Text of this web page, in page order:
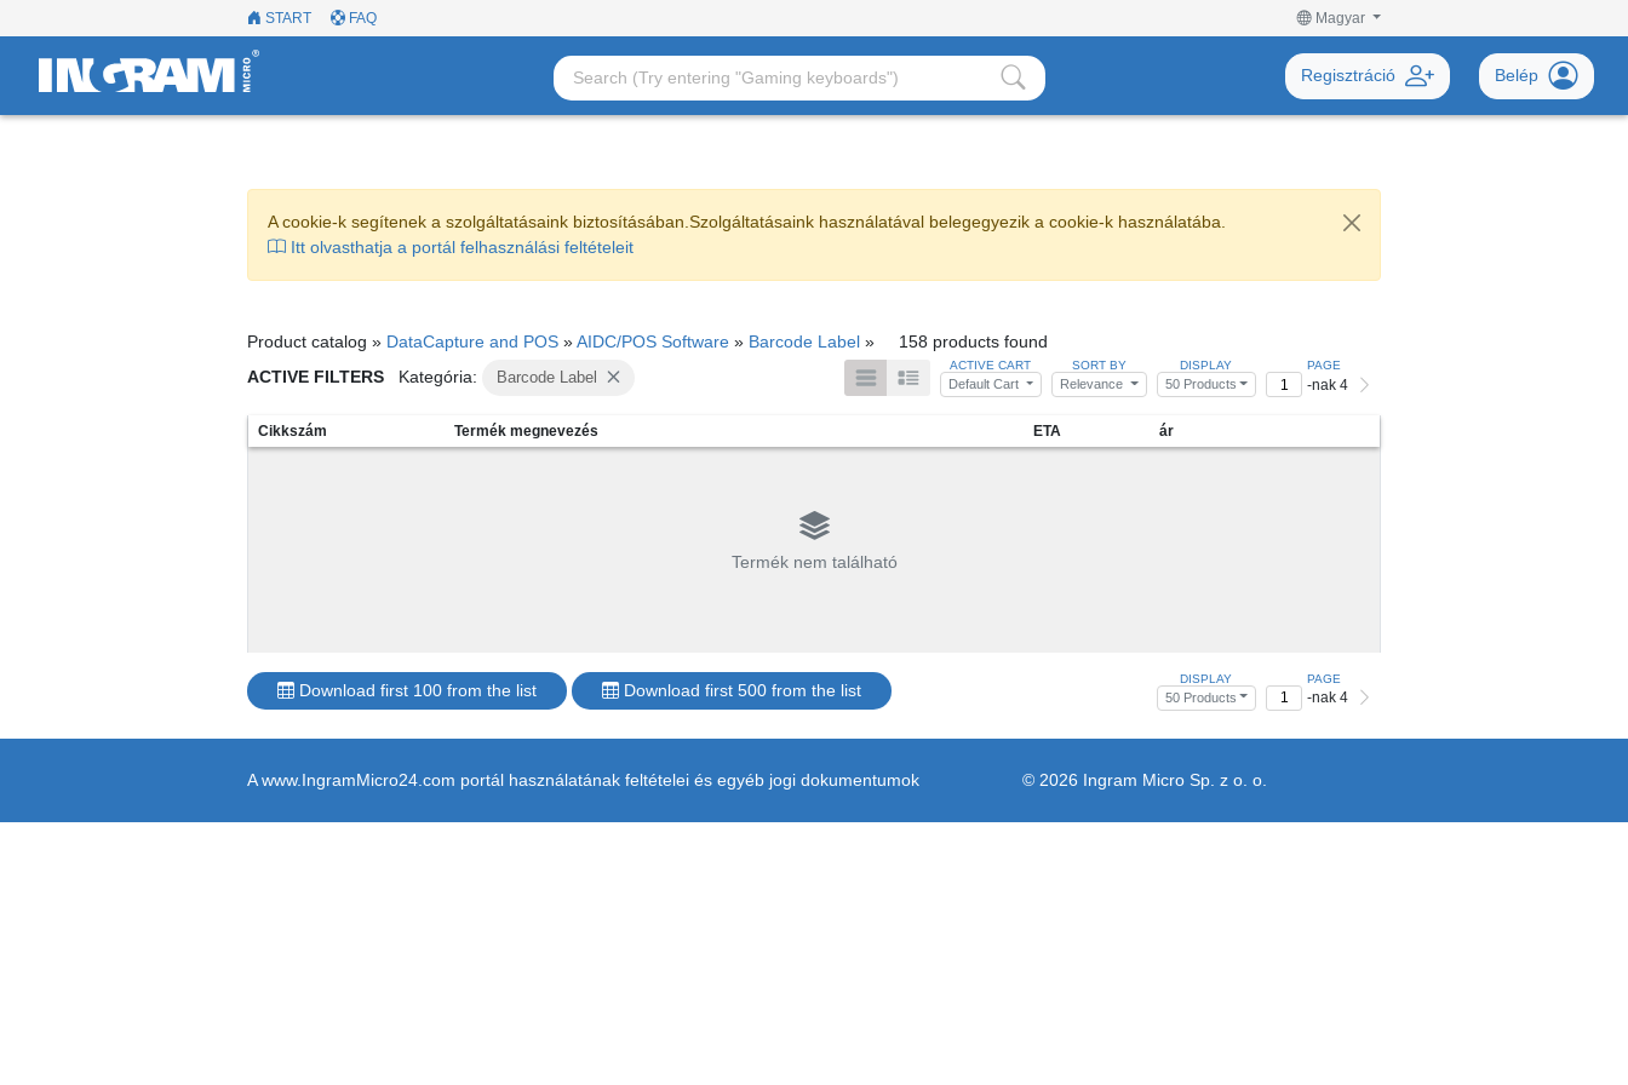
START FAQ Magyar
Regisztráció Belép
A cookie-k segítenek a szolgáltatásaink biztosításában.Szolgáltatásaink használatával belegegyezik a cookie-k használatába.
Itt olvasthatja a portál felhasználási feltételeit
Product catalog » DataCapture and POS »AIDC/POS Software » Barcode Label »
158 products found
ACTIVE FILTERS
Kategória: Barcode Label
ACTIVE CART
Default Cart
SORT BY
Relevance
DISPLAY
50 Products
PAGE
-nak 4
Cikkszám Termék megnevezés ETA ár
Termék nem található
Download first 100 from the list Download first 500 from the list
DISPLAY
50 Products
PAGE
-nak 4
A www.IngramMicro24.com portál használatának feltételei és egyéb jogi dokumentumok © 2026 Ingram Micro Sp. z o. o.